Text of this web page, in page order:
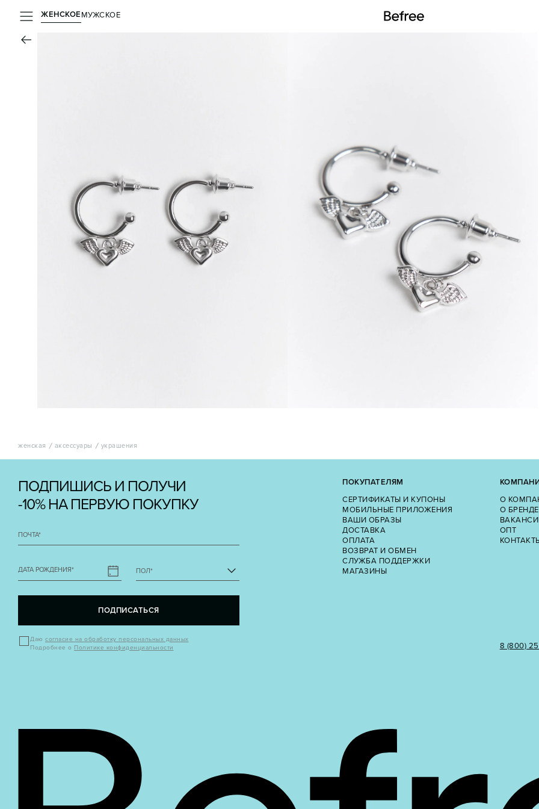
ЖЕНСКОЕМУЖСКОЕ
женская аксессуары украшения
ПОДПИШИСЬ И ПОЛУЧИ
-10% НА ПЕРВУЮ ПОКУПКУ
ПОЧТА*
ДАТА РОЖДЕНИЯ* ПОЛ*
ПОДПИСАТЬСЯ
Даю согласие на обработку персональных данных
Подробнее о Политике конфиденциальности
ПОКУПАТЕЛЯМ
СЕРТИФИКАТЫ И КУПОНЫ
МОБИЛЬНЫЕ ПРИЛОЖЕНИЯ
ВАШИ ОБРАЗЫ
ДОСТАВКА
ОПЛАТА
ВОЗВРАТ И ОБМЕН
СЛУЖБА ПОДДЕРЖКИ
МАГАЗИНЫ
О
О БРЕНДЕ
ОПТ
8 (800)